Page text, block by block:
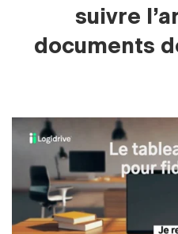
suivre
documents